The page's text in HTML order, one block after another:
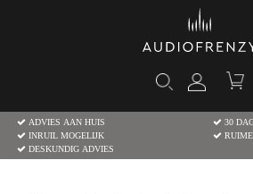
ADVIES AAN HUIS
30
INRUIL MOGELIJK
DESKUNDIG ADVIES